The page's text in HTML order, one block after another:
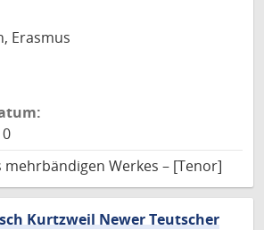
Erasmus
mehrbändigen Werkes – [Tenor]
Kurtzweil Newer Teutscher